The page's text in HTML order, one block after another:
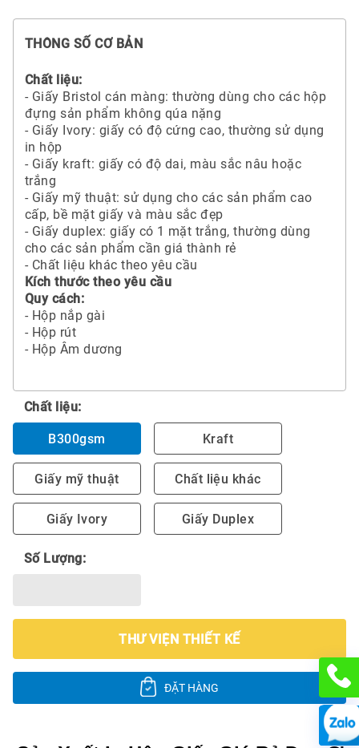
THÔNG SỐ CƠ BẢN
Chất liệu:
- Giấy Bristol cán màng: thường dùng cho các hộp
đựng sản phẩm không qúa nặng
- Giấy Ivory: giấy có độ cứng cao, thường sử dụng
in hộp
- Giấy kraft: giấy có độ dai, màu sắc nâu hoặc
trắng
- Giấy mỹ thuật: sử dụng cho các sản phẩm cao
cấp, bề mặt giấy và màu sắc đẹp
- Giấy duplex: giấy có 1 mặt trắng, thường dùng
cho các sản phẩm cần giá thành rẻ
- Chất liệu khác theo yêu cầu
Kích thước theo yêu cầu
Quy cách:
- Hộp nắp gài
- Hộp rút
- Hộp Âm dương
Chất liệu:
B300gsm Kraft
Giấy mỹ thuật Chất liệu khác
Giấy Ivory Giấy Duplex
Số Lượng:
THƯ VIỆN THIẾT KẾ
ĐẶT HÀNG